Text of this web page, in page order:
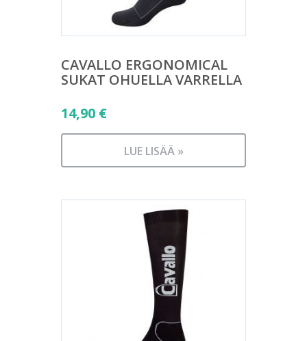
CAVALLO ERGONOMICAL
SUKAT OHUELLA VARRELLA
14,90 €
LUE LISÄÄ »